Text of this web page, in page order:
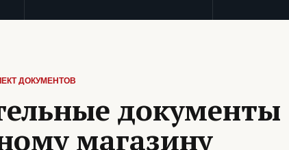
ДОКУМЕНТОВ
документы
магазину